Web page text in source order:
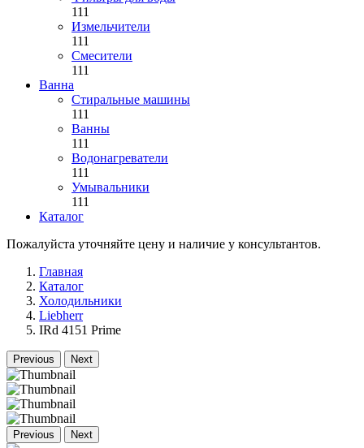
111
Измельчители
111
Смесители
111
Ванна
Стиральные машины
111
Ванны
111
Водонагреватели
111
Умывальники
111
Каталог
Пожалуйста уточняйте цену и наличие у консультантов.
Главная
Каталог
Холодильники
Liebherr
IRd 4151 Prime
Previous Next
Previous Next